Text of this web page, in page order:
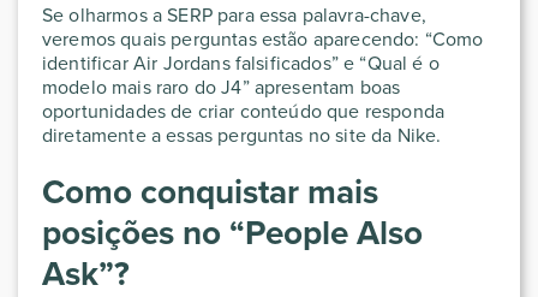
Se olharmos a SERP para essa palavra-chave,
veremos quais perguntas estão aparecendo: “Como
identificar Air Jordans falsificados” e “Qual é o
modelo mais raro do J4” apresentam boas
oportunidades de criar conteúdo que responda
diretamente a essas perguntas no site da Nike.
Como conquistar mais
posições no “People Also
Ask”?